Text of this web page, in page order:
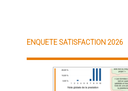
ENQUETE SATISFACTION 2026